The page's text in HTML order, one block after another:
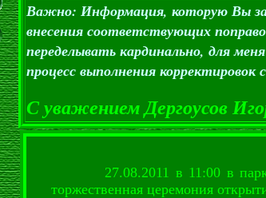
Важно: Информация, которую Вы
внесения соответствующих
переделывать кардинально, для
процесс выполнения корректировок
С уважением Дергоусов
27.08.2011 в 11:00 в парке
торжественная церемония